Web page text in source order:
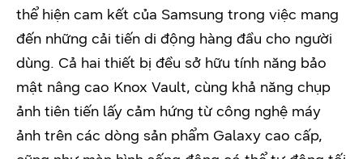
thể hiện cam kết của Samsung trong việc mang
đến những cải tiến di động hàng đầu cho người
dùng. Cả hai thiết bị đều sở hữu tính năng bảo
mật nâng cao Knox Vault, cùng khả năng chụp
ảnh tiên tiến lấy cảm hứng từ công nghệ máy
ảnh trên các dòng sản phẩm Galaxy cao cấp,